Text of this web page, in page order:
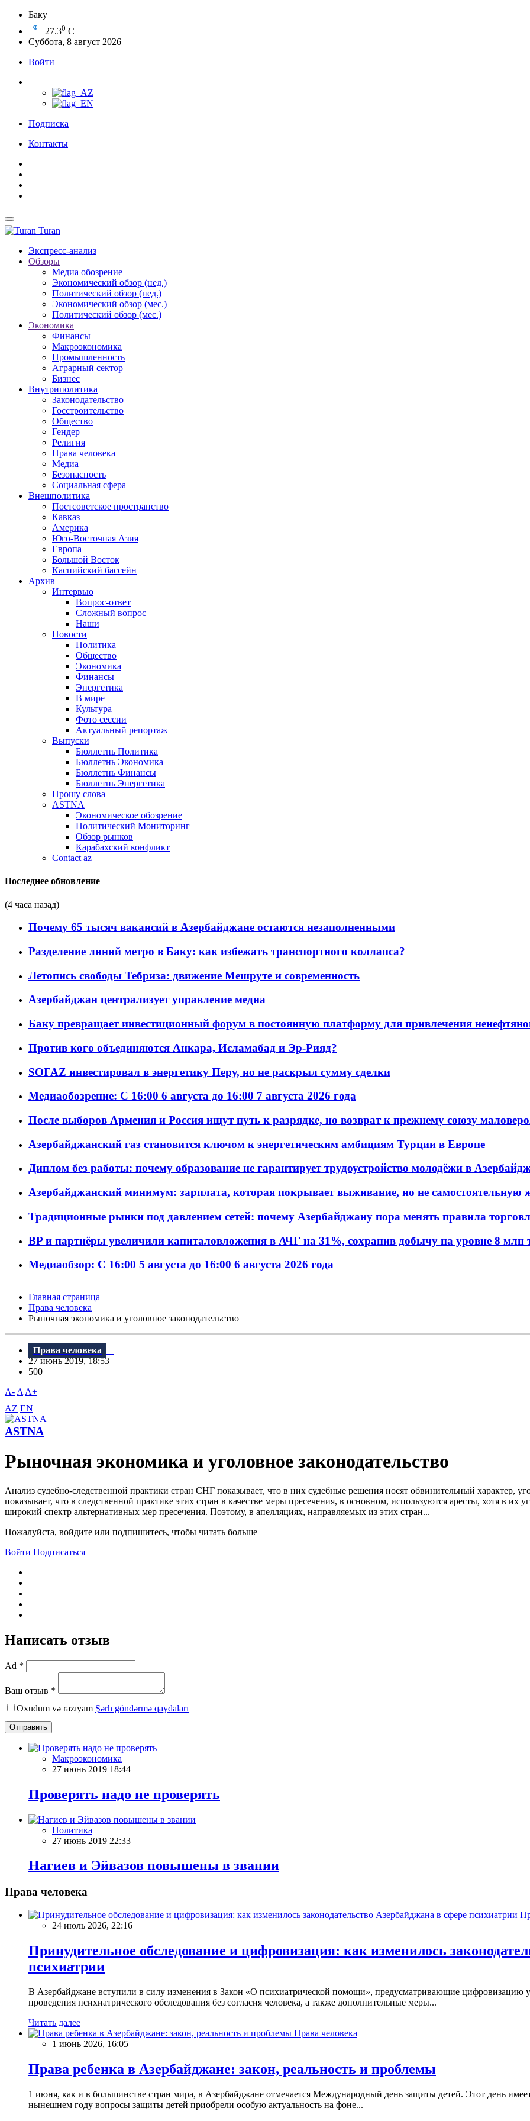
Баку
27.30 C
Суббота, 8 август 2026
Войти
Подписка
Контакты
Turan
Экспресс-анализ
Обзоры
Медиа обозрение
Экономический обзор (нед.)
Политический обзор (нед.)
Экономический обзор (мес.)
Политический обзор (мес.)
Экономика
Финансы
Макроэкономика
Промышленность
Аграрный сектор
Бизнес
Внутриполитика
Законодательство
Госстроительство
Общество
Гендер
Религия
Права человека
Медиа
Безопасность
Социальная сфера
Внешполитика
Постсоветское пространство
Кавказ
Америка
Юго-Восточная Азия
Европа
Большой Восток
Каспийский бассейн
Архив
Интервью
Вопрос-ответ
Сложный вопрос
Наши
Новости
Политика
Общество
Экономика
Финансы
Энергетика
В мире
Культура
Фото сессии
Актуальный репортаж
Выпуски
Бюллетнь Политика
Бюллетнь Экономика
Бюллетнь Финансы
Бюллетнь Энергетика
Прошу слова
ASTNA
Экономическое обозрение
Политический Мониторинг
Обзор рынков
Карабахский конфликт
Contact az
Последнее обновление
(4 часа назад)
Почему 65 тысяч вакансий в Азербайджане остаются незаполненными
Разделение линий метро в Баку: как избежать транспортного коллапса?
Летопись свободы Тебриза: движение Мешруте и современность
Азербайджан централизует управление медиа
Баку превращает инвестиционный форум в постоянную платформу для привлечения
Против кого объединяются Анкара, Исламабад и Эр-Рияд?
SOFAZ инвестировал в энергетику Перу, но не раскрыл сумму сделки
Медиаобозрение: С 16:00 6 августа до 16:00 7 августа 2026 года
После выборов Армения и Россия ищут путь к разрядке, но возврат к прежнему союзу
Азербайджанский газ становится ключом к энергетическим амбициям Турции в Европе
Диплом без работы: почему образование не гарантирует трудоустройство молодёжи в
Азербайджанский минимум: зарплата, которая покрывает выживание, но не самостоятельную
Традиционные рынки под давлением сетей: почему Азербайджану пора менять правила
BP и партнёры увеличили капиталовложения в АЧГ на 31%, сохранив добычу на уровне 8 млн
Медиаобзор: С 16:00 5 августа до 16:00 6 августа 2026 года
Главная страница
Права человека
Рыночная экономика и уголовное законодательство
Права человека
27 июнь 2019, 18:53
500
A- A A+
AZ EN
ASTNA
Рыночная экономика и уголовное законодательство
Анализ судебно-следственной практики стран СНГ показывает, что в них судебные решения носят обвинительный характер,
показывает, что в следственной практике этих стран в качестве меры пресечения, в основном, используются аресты, хотя в их
широкий спектр альтернативных мер пресечения. Поэтому, в апелляциях, направляемых из этих стран...
Пожалуйста, войдите или подпишитесь, чтобы читать больше
Войти Подписаться
Написать отзыв
Ad *
Ваш отзыв *
Oxudum və razıyam Şərh göndərmə qaydaları
Отправить
Макроэкономика
27 июнь 2019 18:44
Проверять надо не проверять
Политика
27 июнь 2019 22:33
Нагиев и Эйвазов повышены в звании
Права человека
24 июль 2026, 22:16
Принудительное обследование и цифровизация: как изменилось
психиатрии
В Азербайджане вступили в силу изменения в Закон «О психиатрической помощи», предусматривающие цифровизацию
проведения психиатрического обследования без согласия человека, а также дополнительные меры...
Читать далее
Права человека
1 июнь 2026, 16:05
Права ребенка в Азербайджане: закон, реальность и проблемы
1 июня, как и в большинстве стран мира, в Азербайджане отмечается Международный день защиты детей. Этот день
нынешнем году вопросы защиты детей приобрели особую актуальность на фоне...